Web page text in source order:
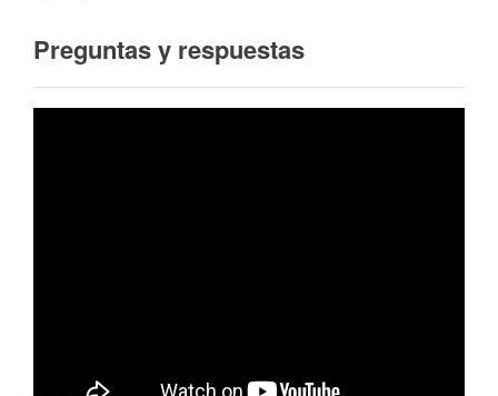
Preguntas y respuestas